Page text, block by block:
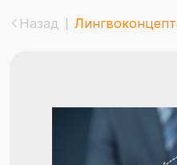
Назад